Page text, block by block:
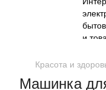
Красота и
Машинка